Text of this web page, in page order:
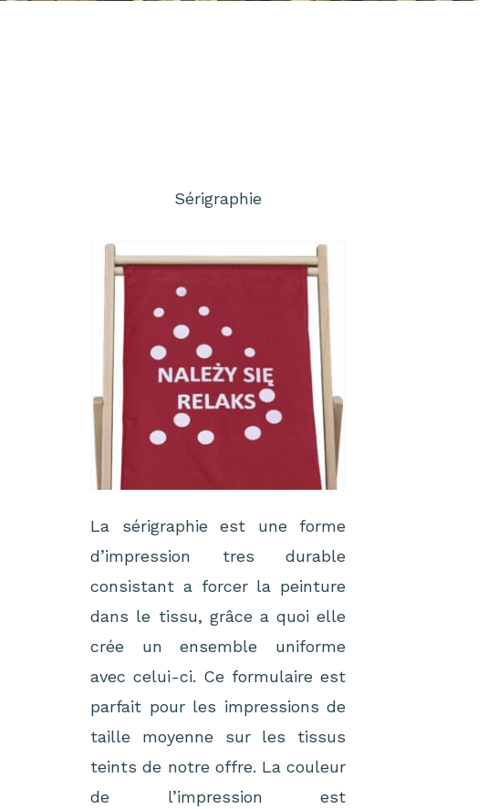
Sérigraphie
La sérigraphie est une forme
d’impression tres durable
consistant a forcer la peinture
dans le tissu, grâce a quoi elle
crée un ensemble uniforme
avec celui-ci. Ce formulaire est
parfait pour les impressions de
taille moyenne sur les tissus
teints de notre offre. La couleur
de l’impression est